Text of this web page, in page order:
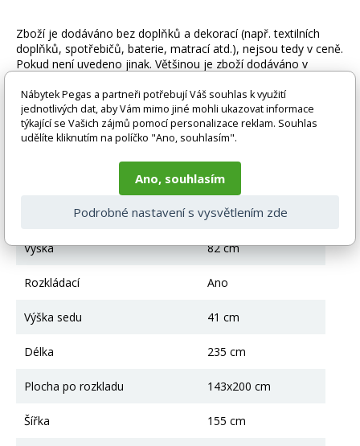
Zboží je dodáváno bez doplňků a dekorací (např. textilních
doplňků, spotřebičů, baterie, matrací atd.), nejsou tedy v ceně.
Pokud není uvedeno jinak. Většinou je zboží dodáváno v
být i ilustrační a barva produktu nemusí odpovídat skutečnosti
vlivem nastavení monitoru a převodem do el. podoby. V
případě nejasností kontaktujte naše klientské centrum
pegas@nabytek-pegas.cz či volejte 777244446.
Technické parametry
Úložný prostor Ano
Výška 82 cm
Rozkládací Ano
Výška sedu 41 cm
Délka 235 cm
Plocha po rozkladu 143x200 cm
Šířka 155 cm
Nábytek Pegas a partneři potřebují Váš souhlas k využití
jednotlivých dat, aby Vám mimo jiné mohli ukazovat informace
týkající se Vašich zájmů pomocí personalizace reklam. Souhlas
udělíte kliknutím na políčko "Ano, souhlasím".
Ano, souhlasím
Podrobné nastavení s vysvětlením zde